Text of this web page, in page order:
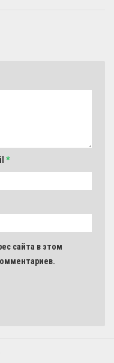
*
сайта в этом